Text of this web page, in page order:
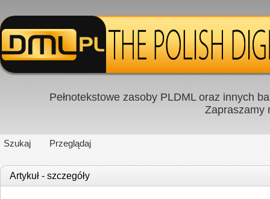
Pełnotekstowe zasoby PLDML oraz innych
Zapraszamy
Szukaj Przeglądaj
Artykuł - szczegóły